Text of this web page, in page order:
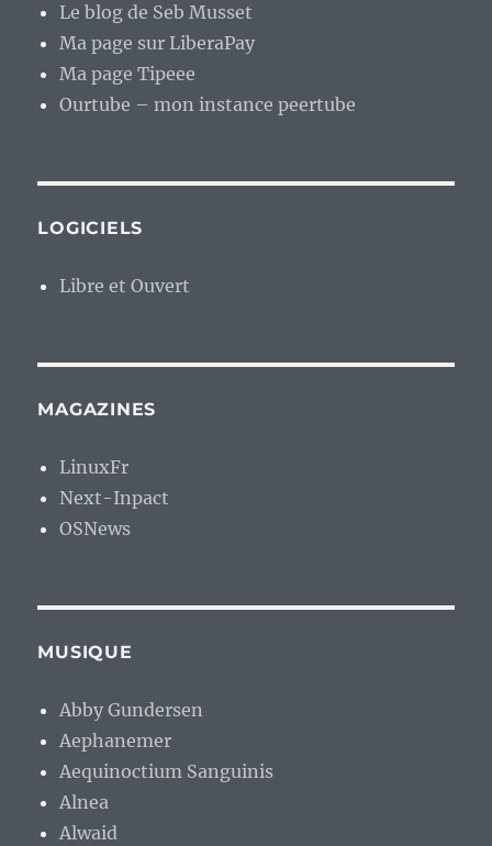
Le blog de Seb Musset
Ma page sur LiberaPay
Ma page Tipeee
Ourtube – mon instance peertube
LOGICIELS
Libre et Ouvert
MAGAZINES
LinuxFr
Next-Inpact
OSNews
MUSIQUE
Abby Gundersen
Aephanemer
Aequinoctium Sanguinis
Alnea
Alwaid